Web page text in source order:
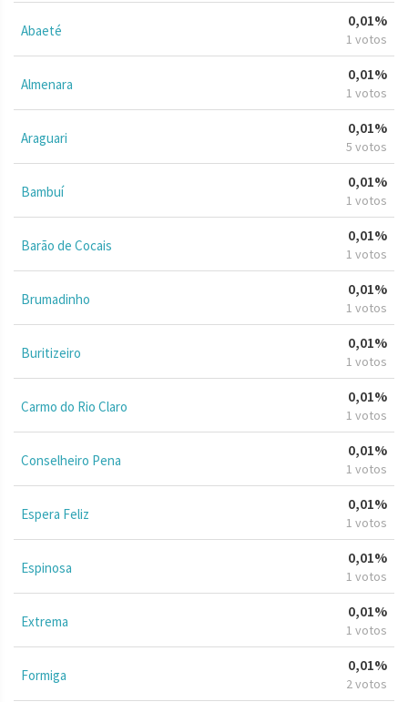
Abaeté
0,01%
1 votos
Almenara
0,01%
1 votos
Araguari
0,01%
5 votos
Bambuí
0,01%
1 votos
Barão de Cocais
0,01%
1 votos
Brumadinho
0,01%
1 votos
Buritizeiro
0,01%
1 votos
Carmo do Rio Claro
0,01%
1 votos
Conselheiro Pena
0,01%
1 votos
Espera Feliz
0,01%
1 votos
Espinosa
0,01%
1 votos
Extrema
0,01%
1 votos
Formiga
0,01%
2 votos